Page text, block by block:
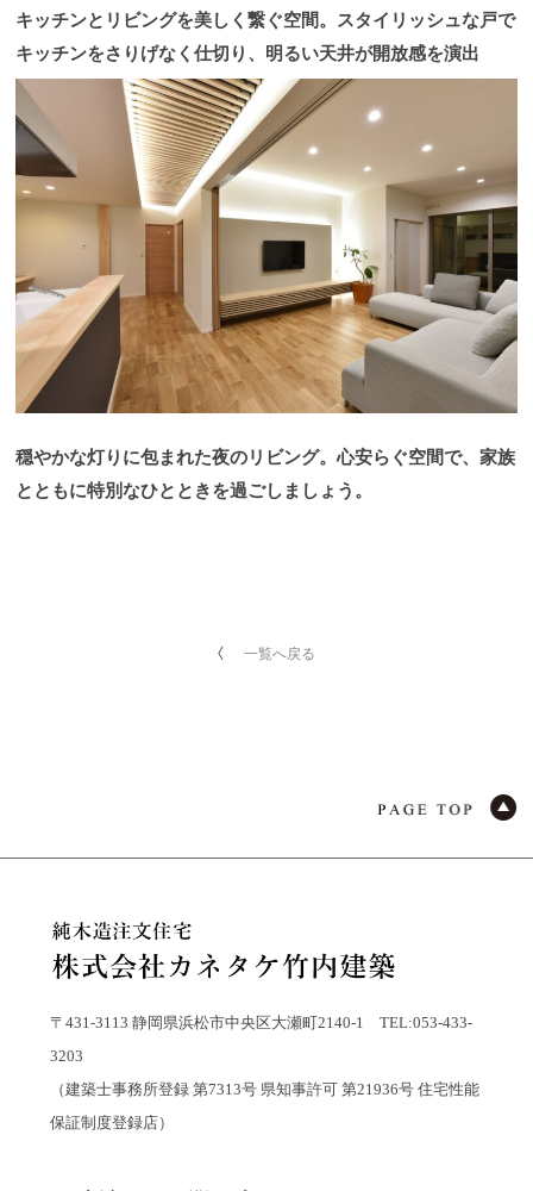
キッチンとリビングを美しく繋ぐ空間。スタイリッシュな戸で
キッチンをさりげなく仕切り、明るい天井が開放感を演出
穏やかな灯りに包まれた夜のリビング。心安らぐ空間で、家族
とともに特別なひとときを過ごしましょう。
一覧へ戻る
〒431-3113 静岡県浜松市中央区大瀬町2140-1 TEL:053-433-
3203
（建築士事務所登録 第7313号 県知事許可 第21936号 住宅性能
保証制度登録店）